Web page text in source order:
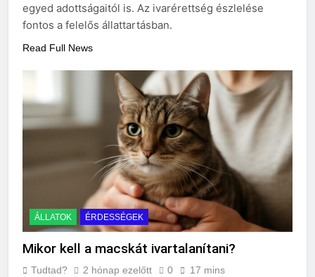
egyed adottságaitól is. Az ivarérettség észlelése
fontos a felelős állattartásban.
Read Full News
ÁLLATOK ÉRDESSÉGEK
Mikor kell a macskát ivartalanítani?
Tudtad? 2 hónap ezelőtt 0 17 mins